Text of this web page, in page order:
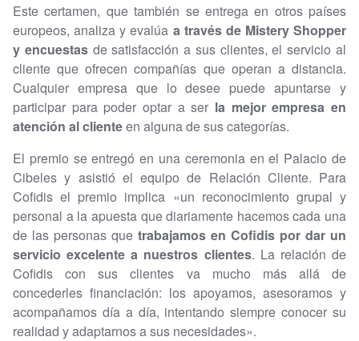
Este certamen, que también se entrega en otros países
europeos, analiza y evalúa a través de Mistery Shopper
y encuestasde satisfacción a sus clientes, el servicio al
cliente que ofrecen compañías que operan a distancia.
Cualquier empresa que lo desee puede apuntarse y
participar para poder optar a ser la mejor empresa en
atención al clienteen alguna de sus categorías.
El premio se entregó en una ceremonia en el Palacio de
Cibeles y asistió el equipo de Relación Cliente. Para
Cofidis el premio implica «un reconocimiento grupal y
personal a la apuesta que diariamente hacemos cada una
de las personas que trabajamos en Cofidis por dar un
servicio excelente a nuestros clientes. La relación de
Cofidis con sus clientes va mucho más allá de
concederles financiación: los apoyamos, asesoramos y
acompañamos día a día, intentando siempre conocer su
realidad y adaptarnos a sus necesidades».